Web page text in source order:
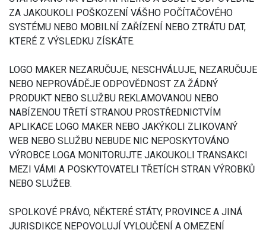
ZA JAKOUKOLI POŠKOZENÍ VÁŠHO POČÍTAČOVÉHO
SYSTÉMU NEBO MOBILNÍ ZAŘÍZENÍ NEBO ZTRÁTU DAT,
KTERÉ Z VÝSLEDKU ZÍSKÁTE.
LOGO MAKER NEZARUČUJE, NESCHVÁLUJE, NEZARUČUJE
NEBO NEPROVÁDĚJE ODPOVĚDNOST ZA ŽÁDNÝ
PRODUKT NEBO SLUŽBU REKLAMOVANOU NEBO
NABÍZENOU TŘETÍ STRANOU PROSTŘEDNICTVÍM
APLIKACE LOGO MAKER NEBO JAKÝKOLI ZLIKOVANÝ
WEB NEBO SLUŽBU NEBUDE NIC NEPOSKYTOVÁNO
VÝROBCE LOGA MONITORUJTE JAKOUKOLI TRANSAKCI
MEZI VÁMI A POSKYTOVATELI TŘETÍCH STRAN VÝROBKŮ
NEBO SLUŽEB.
SPOLKOVÉ PRÁVO, NĚKTERÉ STÁTY, PROVINCE A JINÁ
JURISDIKCE NEPOVOLUJÍ VYLOUČENÍ A OMEZENÍ